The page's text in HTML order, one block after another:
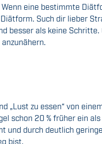
eine bestimmte
Such dir lieber
besser als keine
„Lust zu essen“ von
schon 20 % früher ein
und durch deutlich
bist.